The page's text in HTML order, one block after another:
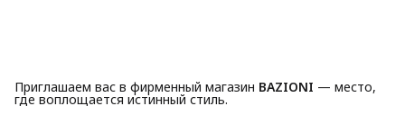
Приглашаем вас в фирменный магазин BAZIONI — место,
где воплощается истинный стиль.